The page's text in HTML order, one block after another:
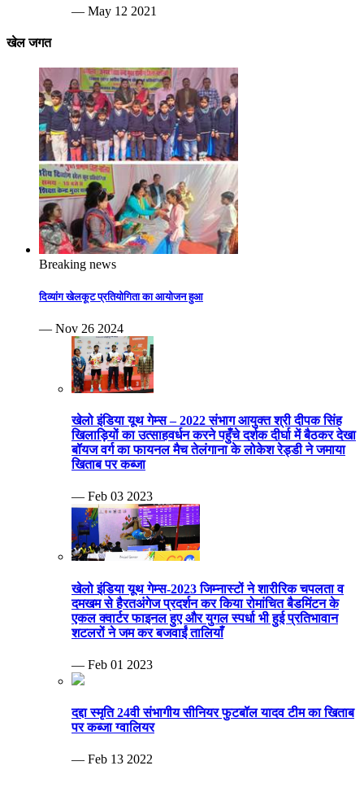
— May 12 2021
खेल जगत
Breaking news
दिव्यांग खेलकूट प्रतियोगिता का आयोजन हुआ
— Nov 26 2024
खेलो इंडिया यूथ गेम्स – 2022 संभाग आयुक्त श्री दीपक सिंह
खिलाड़ियों का उत्साहवर्धन करने पहुँचे दर्शक दीर्घा में बैठकर देखा
बॉयज वर्ग का फायनल मैच तेलंगाना के लोकेश रेड्डी ने जमाया
खिताब पर कब्जा
— Feb 03 2023
खेलो इंडिया यूथ गेम्स-2023 जिम्नास्टों ने शारीरिक चपलता व
दमखम से हैरतअंगेज प्रदर्शन कर किया रोमांचित बैडमिंटन के
एकल क्वार्टर फाइनल हुए और युगल स्पर्धा भी हुई प्रतिभावान
शटलरों ने जम कर बजवाईं तालियाँ
— Feb 01 2023
दद्दा स्मृति 24वी संभागीय सीनियर फुटबॉल यादव टीम का खिताब
पर कब्जा ग्वालियर
— Feb 13 2022